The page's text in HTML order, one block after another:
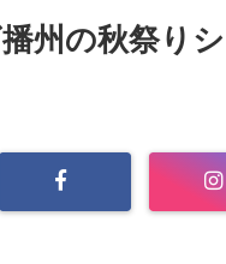
州の秋祭り